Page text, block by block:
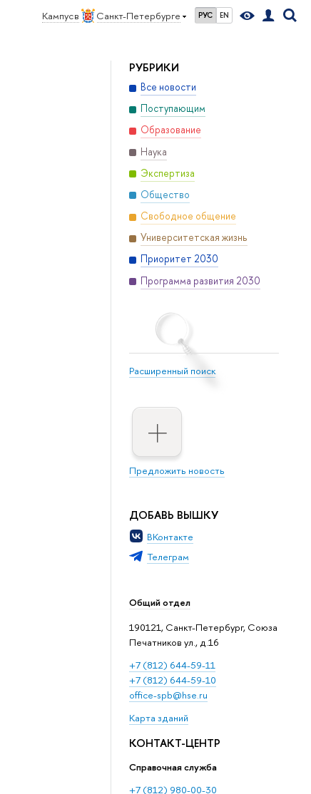
Кампус в Санкт-Петербурге РУС EN
РУБРИКИ
Все новости
Поступающим
Образование
Наука
Экспертиза
Общество
Свободное общение
Университетская жизнь
Приоритет 2030
Программа развития 2030
Расширенный поиск
Предложить новость
ДОБАВЬ ВЫШКУ
ВКонтакте
Телеграм
Общий отдел
190121, Санкт-Петербург, Союза
Печатников ул., д.16
+7 (812) 644-59-11
+7 (812) 644-59-10
office-spb@hse.ru
Карта зданий
КОНТАКТ-ЦЕНТР
Справочная служба
+7 (812) 980-00-30